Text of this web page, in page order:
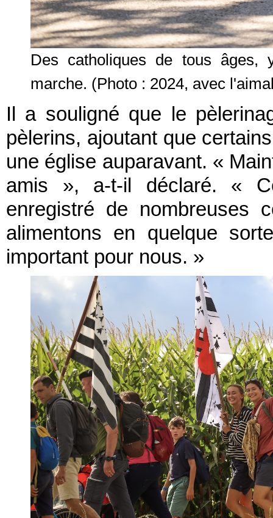
Des catholiques de tous âges,
marche. (Photo : 2024, avec
Il a souligné que le
pèlerins, ajoutant que
une église auparavant. «
amis », a-t-il déclaré. «
enregistré de nombreuses
alimentons en quelque
important pour nous. »